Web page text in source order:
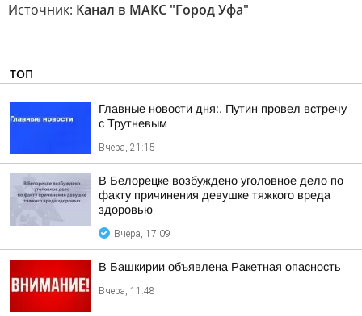
Источник: Канал в МАКС "Город Уфа"
ТОП
Главные новости дня:. Путин провел встречу
с Трутневым
Вчера, 21:15
В Белорецке возбуждено уголовное дело по
факту причинения девушке тяжкого вреда
здоровью
Вчера, 17:09
В Башкирии объявлена Ракетная опасность
Вчера, 11:48